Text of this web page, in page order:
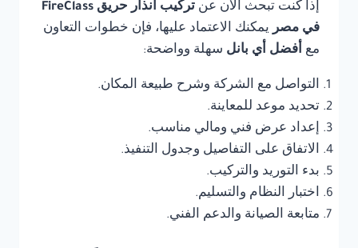
إذا كنت تبحث الآن عن
تركيب انذار حريق FireClass
في مصر يمكنك الاعتماد عليها، فإن خطوات التعاون
مع أفضل أي بانل سهلة وواضحة:
التواصل مع الشركة وشرح طبيعة المكان.
تحديد موعد للمعاينة.
إعداد عرض فني ومالي مناسب.
الاتفاق على التفاصيل وجدول التنفيذ.
بدء التوريد والتركيب.
اختبار النظام والتسليم.
متابعة الصيانة والدعم الفني.